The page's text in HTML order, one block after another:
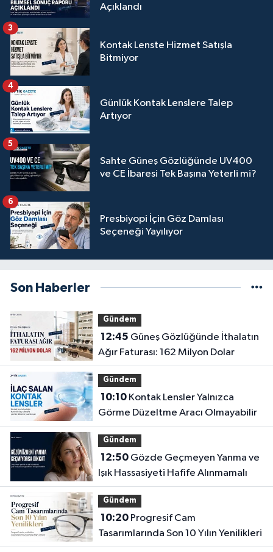
Açıklandı
Kontak Lenste Hizmet Satışla
Bitmiyor
3
Günlük Kontak Lenslere Talep
Artıyor
4
Sahte Güneş Gözlüğünde UV400
ve CE İbaresi Tek Başına Yeterli mi?
5
Presbiyopi İçin Göz Damlası
Seçeneği Yayılıyor
6
Son Haberler
Gündem
12:45
Ağır Faturası: 162 Milyon Dolar
Gündem
10:10Kontak Lensler Yalnızca
Görme Düzeltme Aracı Olmayabilir
Gündem
12:50Gözde Geçmeyen Yanma ve
Işık Hassasiyeti Hafife Alınmamalı
Gündem
10:20Progresif Cam
Tasarımlarında Son 10 Yılın Yenilikleri